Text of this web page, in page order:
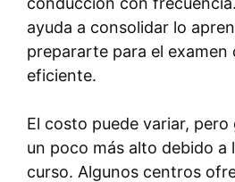
ayuda a consolidar lo
prepararte para el examen
eficiente.
El costo puede variar,
un poco más alto debido a
curso. Algunos centros